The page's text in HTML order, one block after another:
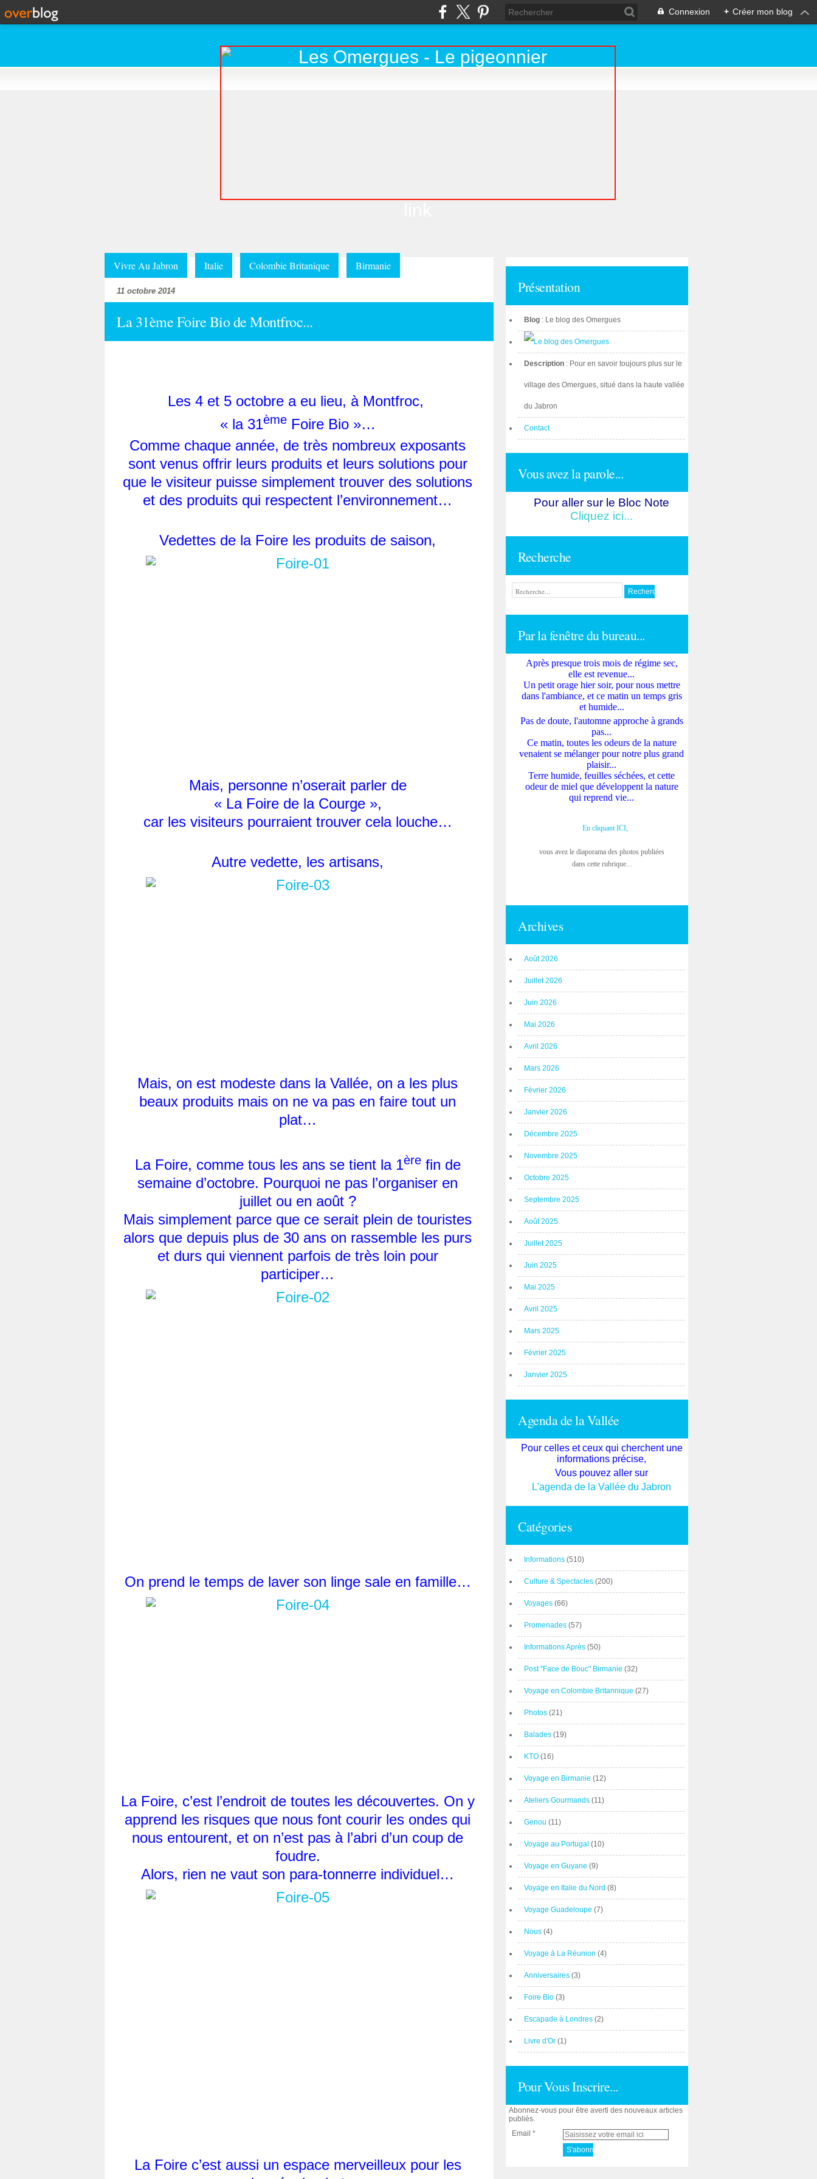
Connexion + Créer mon blog
Vivre Au Jabron Italie Colombie Britanique Birmanie
11 octobre 2014
La 31ème Foire Bio de Montfroc...
Les 4 et 5 octobre a eu lieu, à Montfroc,
« la 31èmeFoire Bio »…
Comme chaque année, de très nombreux exposants
sont venus offrir leurs produits et leurs solutions pour
que le visiteur puisse simplement trouver des solutions
et des produits qui respectent l’environnement…
Vedettes de la Foire les produits de saison,
Mais, personne n’oserait parler de
« La Foire de la Courge »,
car les visiteurs pourraient trouver cela louche…
Autre vedette, les artisans,
Mais, on est modeste dans la Vallée, on a les plus
beaux produits mais on ne va pas en faire tout un
plat…
La Foire, comme tous les ans se tient la 1èrefin de
semaine d’octobre. Pourquoi ne pas l’organiser en
juillet ou en août ?
Mais simplement parce que ce serait plein de touristes
alors que depuis plus de 30 ans on rassemble les purs
et durs qui viennent parfois de très loin pour
participer…
On prend le temps de laver son linge sale en famille…
La Foire, c’est l’endroit de toutes les découvertes. On y
apprend les risques que nous font courir les ondes qui
nous entourent, et on n’est pas à l’abri d’un coup de
foudre.
Alors, rien ne vaut son para-tonnerre individuel…
La Foire c’est aussi un espace merveilleux pour les
Présentation
Blog : Le blog des Omergues
Description : Pour en savoir toujours plus sur le
village des Omergues, situé dans la haute vallée
du Jabron
Contact
Vous avez la parole...
Pour aller sur le Bloc Note
Cliquez ici...
Recherche
Par la fenêtre du bureau...
Après presque trois mois de régime sec,
elle est revenue...
Un petit orage hier soir, pour nous mettre
dans l'ambiance, et ce matin un temps gris
et humide...
Pas de doute, l'automne approche à grands
pas...
Ce matin, toutes les odeurs de la nature
venaient se mélanger pour notre plus grand
plaisir...
Terre humide, feuilles séchées, et cette
odeur de miel que développent la nature
qui reprend vie...
En cliquant ICI,
vous avez le diaporama des photos publiées
dans cette rubrique...
Archives
Août 2026
Juillet 2026
Juin 2026
Mai 2026
Avril 2026
Mars 2026
Février 2026
Janvier 2026
Décembre 2025
Novembre 2025
Octobre 2025
Septembre 2025
Août 2025
Juillet 2025
Juin 2025
Mai 2025
Avril 2025
Mars 2025
Février 2025
Janvier 2025
Agenda de la Vallée
Pour celles et ceux qui cherchent une
informations précise,
Vous pouvez aller sur
L'agenda de la Vallée du Jabron
Catégories
Informations (510)
Culture & Spectacles (200)
Voyages (66)
Promenades (57)
Informations Après (50)
Post "Face de Bouc" Birmanie (32)
Voyage en Colombie Britannique (27)
Photos (21)
Balades (19)
KTO (16)
Voyage en Birmanie (12)
Ateliers Gourmands (11)
Genou (11)
Voyage au Portugal (10)
Voyage en Guyane (9)
Voyage en Italie du Nord (8)
Voyage Guadeloupe (7)
Nous (4)
Voyage à La Réunion (4)
Anniversaires (3)
Foire Bio (3)
Escapade à Londres (2)
Livre d'Or (1)
Pour Vous Inscrire...
Abonnez-vous pour être averti des nouveaux articles
publiés.
Email